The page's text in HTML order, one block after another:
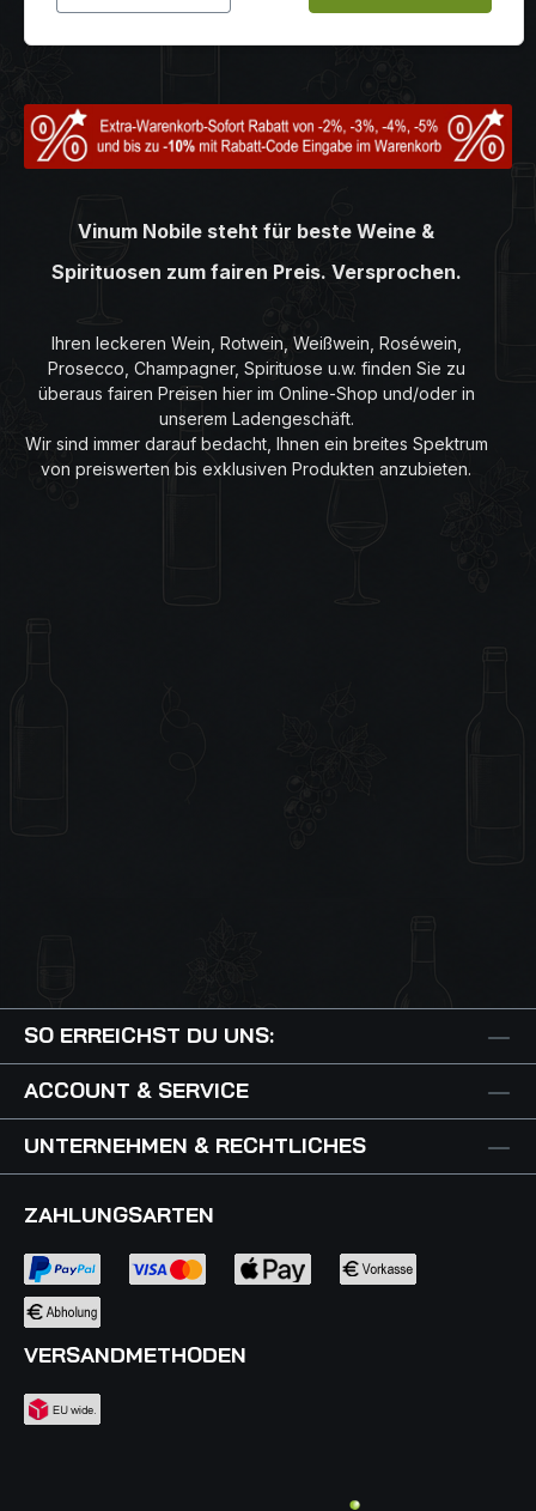
Vinum Nobile steht für beste Weine &
Spirituosen zum fairen Preis. Versprochen.
Ihren leckeren Wein, Rotwein, Weißwein, Roséwein,
Prosecco, Champagner, Spirituose u.w. finden Sie zu
überaus fairen Preisen hier im Online-Shop und/oder in
unserem Ladengeschäft.
Wir sind immer darauf bedacht, Ihnen ein breites Spektrum
von preiswerten bis exklusiven Produkten anzubieten.
SO ERREICHST DU UNS:
ACCOUNT & SERVICE
UNTERNEHMEN & RECHTLICHES
ZAHLUNGSARTEN
VERSANDMETHODEN